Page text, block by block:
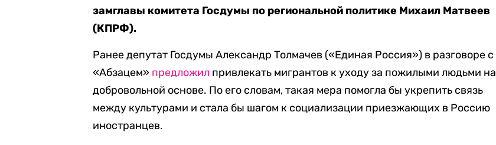
замглавы комитета Госдумы по региональной политике Михаил Матвеев
(КПРФ).
Ранее депутат Госдумы Александр Толмачев («Единая Россия») в разговоре с
«Абзацем» предложил привлекать мигрантов к уходу за пожилыми людьми на
добровольной основе. По его словам, такая мера помогла бы укрепить связь
между культурами и стала бы шагом к социализации приезжающих в Россию
иностранцев.